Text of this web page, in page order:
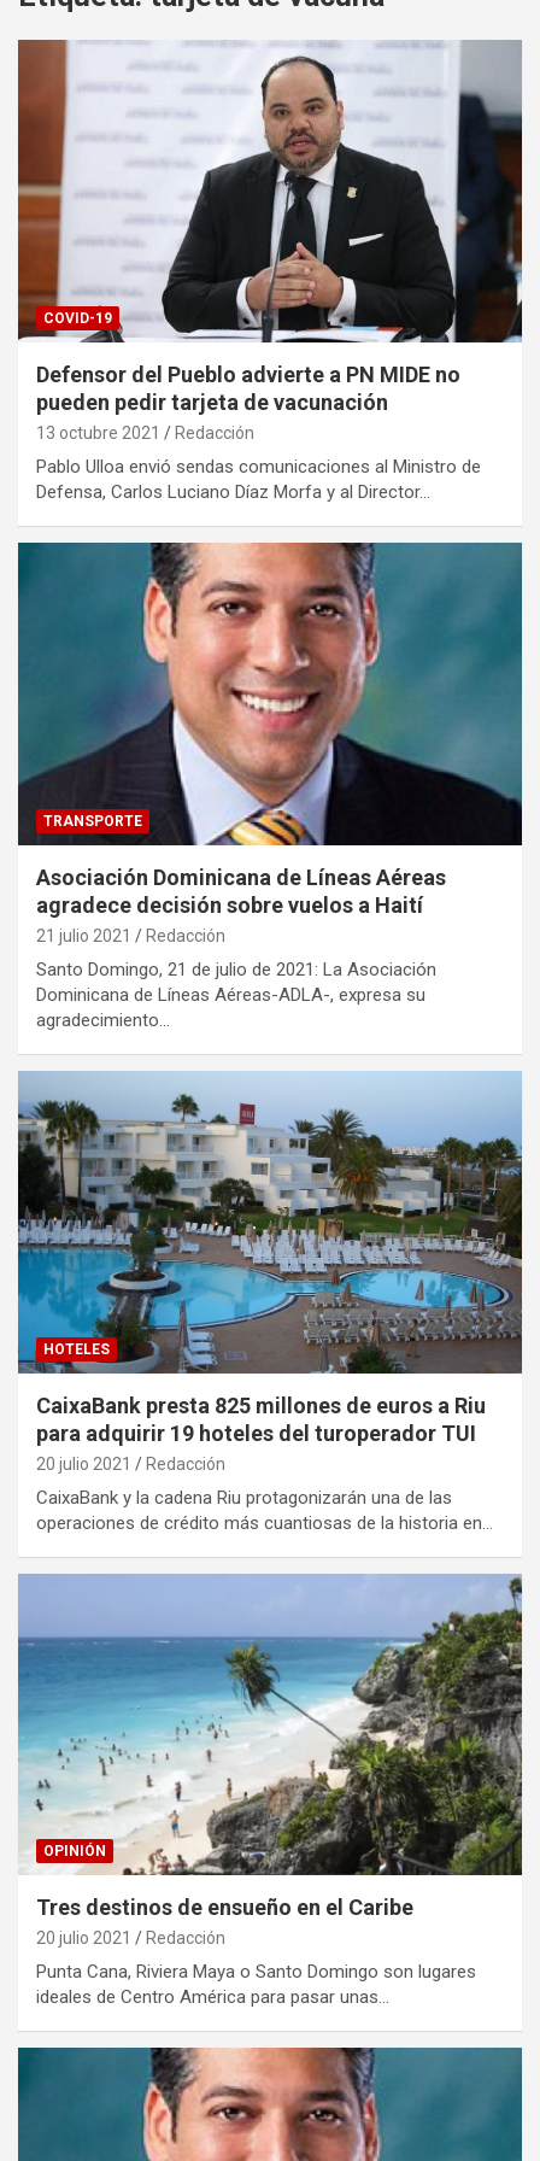
COVID-19
Defensor del Pueblo advierte a PN MIDE no
pueden pedir tarjeta de vacunación
13 octubre 2021 Redacción
Pablo Ulloa envió sendas comunicaciones al Ministro de
Defensa, Carlos Luciano Díaz Morfa y al Director…
TRANSPORTE
Asociación Dominicana de Líneas Aéreas
agradece decisión sobre vuelos a Haití
21 julio 2021 Redacción
Santo Domingo, 21 de julio de 2021: La Asociación
Dominicana de Líneas Aéreas-ADLA-, expresa su
agradecimiento…
HOTELES
CaixaBank presta 825 millones de euros a Riu
para adquirir 19 hoteles del turoperador TUI
20 julio 2021 Redacción
CaixaBank y la cadena Riu protagonizarán una de las
operaciones de crédito más cuantiosas de la historia en…
OPINIÓN
Tres destinos de ensueño en el Caribe
20 julio 2021 Redacción
Punta Cana, Riviera Maya o Santo Domingo son lugares
ideales de Centro América para pasar unas…